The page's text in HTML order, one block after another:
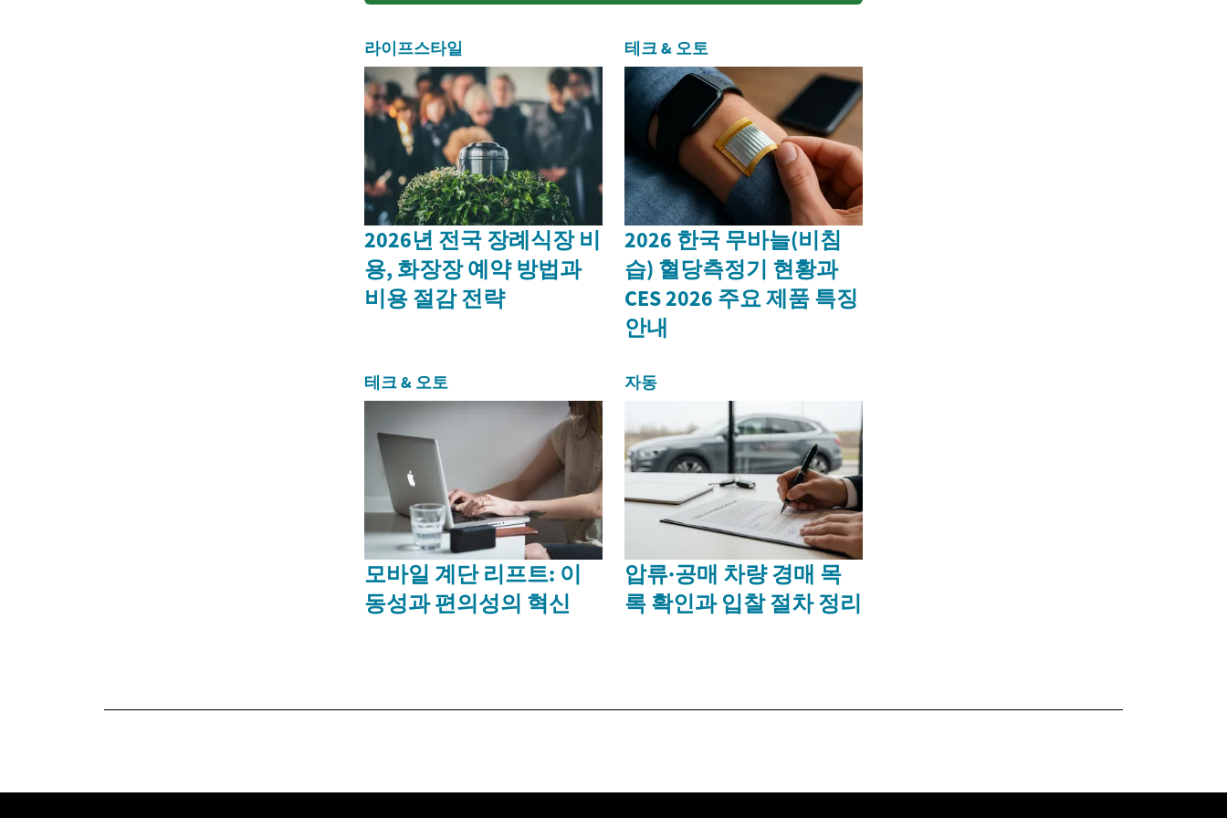
데 특화되어 있으며, 험난한 지형에서도 안
정적인 주...
라이프스타일
2026년 전국 장례식장 비
용, 화장장 예약 방법과
비용 절감 전략
테크 & 오토
2026 한국 무바늘(비침
습) 혈당측정기 현황과
CES 2026 주요 제품 특징
안내
테크 & 오토
모바일 계단 리프트: 이
동성과 편의성의 혁신
자동
압류·공매 차량 경매 목
록 확인과 입찰 절차 정리